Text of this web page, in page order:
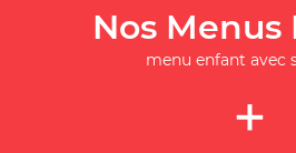
Nos Menus
menu enfant avec
+